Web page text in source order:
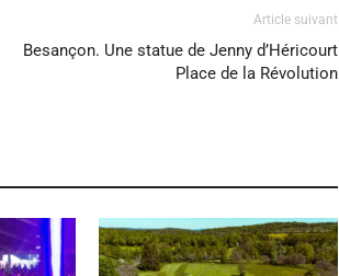
Article suivant
Besançon. Une statue de Jenny d’Héricourt
Place de la Révolution